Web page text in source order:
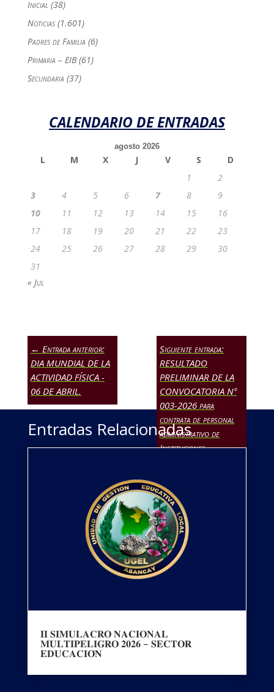
Inicial (38)
Noticias(1.601)
Padres de Familia (6)
Primaria – EIB(61)
Secundaria (37)
CALENDARIO DE ENTRADAS
agosto 2026
L M X J V S
D
1
2
3
4 5 6 7 8
9
10
11 12 13 14 15
16
17
18 19 20 21 22
23
24
25 26 27 28 29
30
31
« Jul
← Entrada anterior:
DIA MUNDIAL DE LA
ACTIVIDAD FÍSICA -
06 DE ABRIL.
Siguiente entrada:
RESULTADO
PRELIMINAR DE LA
CONVOCATORIA Nº
003-2026 para
contrata de personal
administrativo de
Instituciones
Trabajador de Servicios
→
Entradas Relacionadas
𝐈𝐈 𝐒𝐈𝐌𝐔𝐋𝐀𝐂𝐑𝐎 𝐍𝐀𝐂𝐈𝐎𝐍𝐀𝐋
𝐌𝐔𝐋𝐓𝐈𝐏𝐄𝐋𝐈𝐆𝐑𝐎 𝟐𝟎𝟐𝟔 – 𝐒𝐄𝐂𝐓𝐎𝐑
𝐄𝐃𝐔𝐂𝐀𝐂𝐈𝐎́𝐍